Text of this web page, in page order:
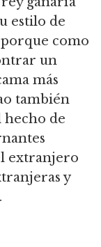
estilo de
como
un
más
también
hecho de
extranjero
y